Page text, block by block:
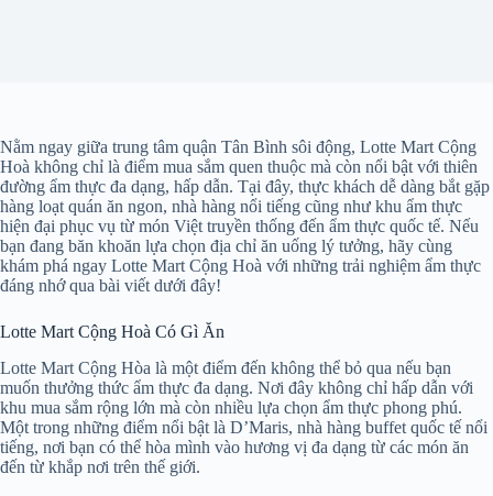
Nằm ngay giữa trung tâm quận Tân Bình sôi động, Lotte Mart Cộng
Hoà không chỉ là điểm mua sắm quen thuộc mà còn nổi bật với thiên
đường ẩm thực đa dạng, hấp dẫn. Tại đây, thực khách dễ dàng bắt gặp
hàng loạt quán ăn ngon, nhà hàng nổi tiếng cũng như khu ẩm thực
hiện đại phục vụ từ món Việt truyền thống đến ẩm thực quốc tế. Nếu
bạn đang băn khoăn lựa chọn địa chỉ ăn uống lý tưởng, hãy cùng
khám phá ngay Lotte Mart Cộng Hoà với những trải nghiệm ẩm thực
đáng nhớ qua bài viết dưới đây!
Lotte Mart Cộng Hoà Có Gì Ăn
Lotte Mart Cộng Hòa là một điểm đến không thể bỏ qua nếu bạn
muốn thưởng thức ẩm thực đa dạng. Nơi đây không chỉ hấp dẫn với
khu mua sắm rộng lớn mà còn nhiều lựa chọn ẩm thực phong phú.
Một trong những điểm nổi bật là D’Maris, nhà hàng buffet quốc tế nổi
tiếng, nơi bạn có thể hòa mình vào hương vị đa dạng từ các món ăn
đến từ khắp nơi trên thế giới.